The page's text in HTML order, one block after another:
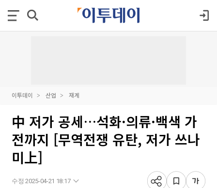
이투데이 산업 재계
中 저가 공세…석화·의류·백색 가
전까지 [무역전쟁 유탄, 저가 쓰나
미上]
수정 2025-04-21 18:17